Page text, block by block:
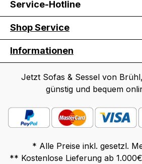
Service-Hotline
Shop Service
Informationen
Jetzt Sofas & Sessel von
günstig und bequem
* Alle Preise inkl. gesetzl.
** Kostenlose Lieferung ab